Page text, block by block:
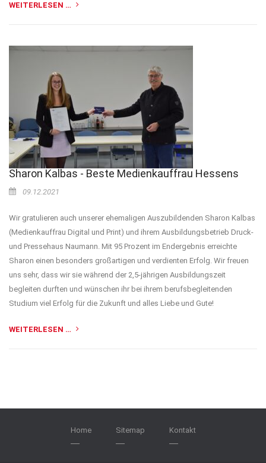
WEITERLESEN …
Sharon Kalbas - Beste Medienkauffrau Hessens
09.12.2021
Wir gratulieren auch unserer ehemaligen Auszubildenden Sharon Kalbas
(Medienkauffrau Digital und Print) und ihrem Ausbildungsbetrieb Druck-
und Pressehaus Naumann. Mit 95 Prozent im Endergebnis erreichte
Sharon einen besonders großartigen und verdienten Erfolg. Wir freuen
uns sehr, dass wir sie während der 2,5-jährigen Ausbildungszeit
begleiten durften und wünschen ihr bei ihrem berufsbegleitenden
Studium viel Erfolg für die Zukunft und alles Liebe und Gute!
WEITERLESEN …
Home Sitemap Kontakt